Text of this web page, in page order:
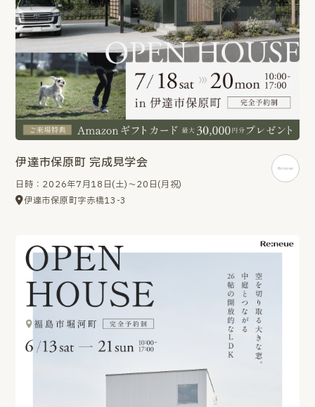
伊達市保原町 完成見学会
日時：2026年7月18日(土)～20日(月祝)
伊達市保原町字赤橋13-3